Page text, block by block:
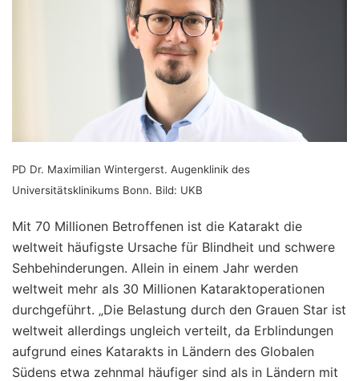
PD Dr. Maximilian Wintergerst. Augenklinik des
Universitätsklinikums Bonn. Bild: UKB
Mit 70 Millionen Betroffenen ist die Katarakt die
weltweit häufigste Ursache für Blindheit und schwere
Sehbehinderungen. Allein in einem Jahr werden
weltweit mehr als 30 Millionen Kataraktoperationen
durchgeführt. „Die Belastung durch den Grauen Star ist
weltweit allerdings ungleich verteilt, da Erblindungen
aufgrund eines Katarakts in Ländern des Globalen
Südens etwa zehnmal häufiger sind als in Ländern mit